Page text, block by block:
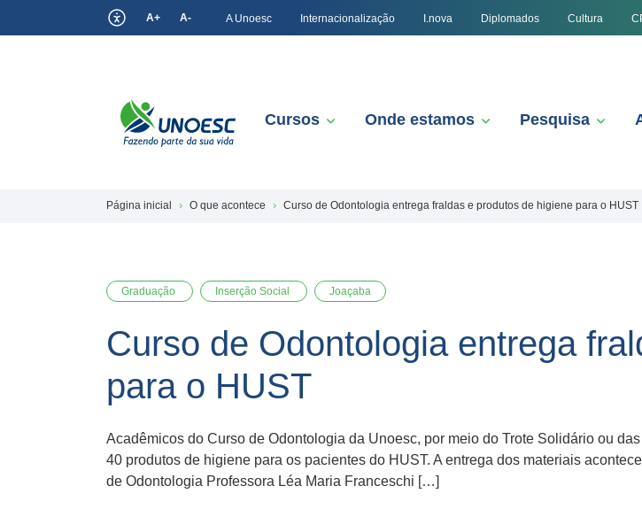
A+ A- A Unoesc Internacionalização I.nova Diplomados Cultura
Cursos Onde estamos Pesquisa
Página inicial O que acontece Curso de Odontologia entrega fraldas e produtos de higiene para o HUST
Graduação Inserção Social Joaçaba
Curso de Odontologia entrega
para o HUST
Acadêmicos do Curso de Odontologia da Unoesc, por meio do Trote Solidário ou
40 produtos de higiene para os pacientes do HUST. A entrega dos materiais
de Odontologia Professora Léa Maria Franceschi […]